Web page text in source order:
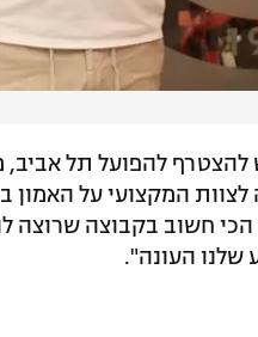
להפועל תל אביב,
המקצועי על האמון
חשוב בקבוצה שרוצה
העונה".